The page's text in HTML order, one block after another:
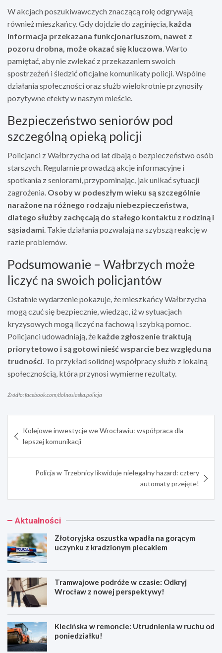
W akcjach poszukiwawczych znaczącą rolę odgrywają
również mieszkańcy. Gdy dojdzie do zaginięcia, każda
informacja przekazana funkcjonariuszom, nawet z
pozoru drobna, może okazać się kluczowa. Warto
pamiętać, aby nie zwlekać z przekazaniem swoich
spostrzeżeń i śledzić oficjalne komunikaty policji. Wspólne
działania społeczności oraz służb wielokrotnie przynosiły
pozytywne efekty w naszym mieście.
Bezpieczeństwo seniorów pod
szczególną opieką policji
Policjanci z Wałbrzycha od lat dbają o bezpieczeństwo osób
starszych. Regularnie prowadzą akcje informacyjne i
spotkania z seniorami, przypominając, jak unikać sytuacji
zagrożenia. Osoby w podeszłym wieku są szczególnie
narażone na różnego rodzaju niebezpieczeństwa,
dlatego służby zachęcają do stałego kontaktu z rodziną i
sąsiadami. Takie działania pozwalają na szybszą reakcję w
razie problemów.
Podsumowanie – Wałbrzych może
liczyć na swoich policjantów
Ostatnie wydarzenie pokazuje, że mieszkańcy Wałbrzycha
mogą czuć się bezpiecznie, wiedząc, iż w sytuacjach
kryzysowych mogą liczyć na fachową i szybką pomoc.
Policjanci udowadniają, że każde zgłoszenie traktują
priorytetowo i są gotowi nieść wsparcie bez względu na
trudności. To przykład solidnej współpracy służb z lokalną
społecznością, która przynosi wymierne rezultaty.
Źródło: facebook.com/dolnoslaska.policja
wpisu
Kolejowe inwestycje we Wrocławiu: współpraca dla
lepszej komunikacji
Policja w Trzebnicy likwiduje nielegalny hazard: cztery
automaty przejęte!
Aktualności
Złotoryjska oszustka wpadła na gorącym
uczynku z kradzionym plecakiem
Tramwajowe podróże w czasie: Odkryj
Wrocław z nowej perspektywy!
Klecińska w remoncie: Utrudnienia w ruchu od
poniedziałku!